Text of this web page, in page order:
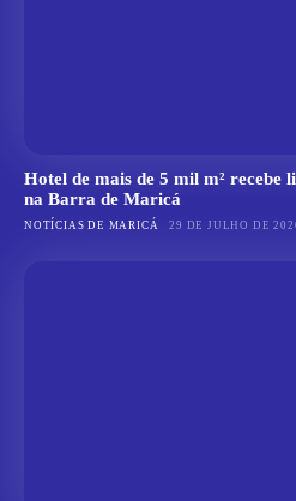
Hotel de mais de 5 mil m² recebe
na Barra de Maricá
NOTÍCIAS DE MARICÁ 29 DE JULHO DE